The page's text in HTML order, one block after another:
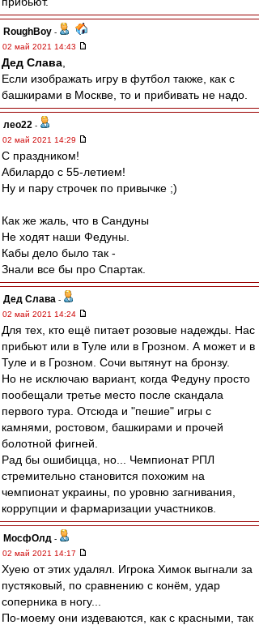
RoughBoy -
02 май 2021 14:43
Дед Слава
Если изображать игру в футбол также, как с
башкирами в Москве, то и прибивать не надо.
лео22 -
02 май 2021 14:29
С праздником!
Абилардо с 55-летием!
Ну и пару строчек по привычке ;)
Как же жаль, что в Сандуны
Не ходят наши Федуны.
Кабы дело было так -
Знали все бы про Спартак.
Дед Слава -
02 май 2021 14:24
Для тех, кто ещё питает розовые надежды. Нас
прибьют или в Туле или в Грозном. А может и в
Туле и в Грозном. Сочи вытянут на бронзу.
Но не исключаю вариант, когда Федуну просто
пообещали третье место после скандала
первого тура. Отсюда и "пешие" игры с
камнями, ростовом, башкирами и прочей
болотной фигней.
Рад бы ошибицца, но... Чемпионат РПЛ
стремительно становится похожим на
чемпионат украины, по уровню загнивания,
коррупции и фармаризации участников.
МосфОлд -
02 май 2021 14:17
Хуею от этих удалял. Игрока Химок выгнали за
пустяковый, по сравнению с конём, удар
соперника в ногу...
По-моему они издеваются, как с красными, так